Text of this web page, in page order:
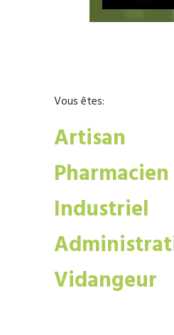
Vous êtes:
Artisan
Pharmacien
Industriel
Vidangeur